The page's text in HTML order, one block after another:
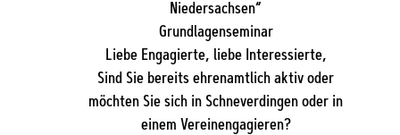
Niedersachsen“
Grundlagenseminar
Liebe Engagierte, liebe Interessierte,
Sind Sie bereits ehrenamtlich aktiv oder
möchten Sie sich in Schneverdingen oder in
einem Vereinengagieren?